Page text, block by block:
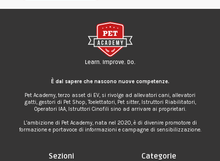
Learn. Improve. Do.
È dal sapere che nascono nuove competenze.
Pet Academy, terzo asset di EV, si rivolge ad allevatori cani, allevatori
gatti, gestori di Pet Shop, Toelettatori, Pet sitter, Istruttori Riabilitatori,
Operatori IAA, Istruttori Cinofili sino ad arrivare ai proprietari.
L’ambizione di Pet Academy, nata nel 2020, è di divenire promotore di
formazione e portavoce di informazioni e campagne di sensibilizzazione.
Sezioni Categorie